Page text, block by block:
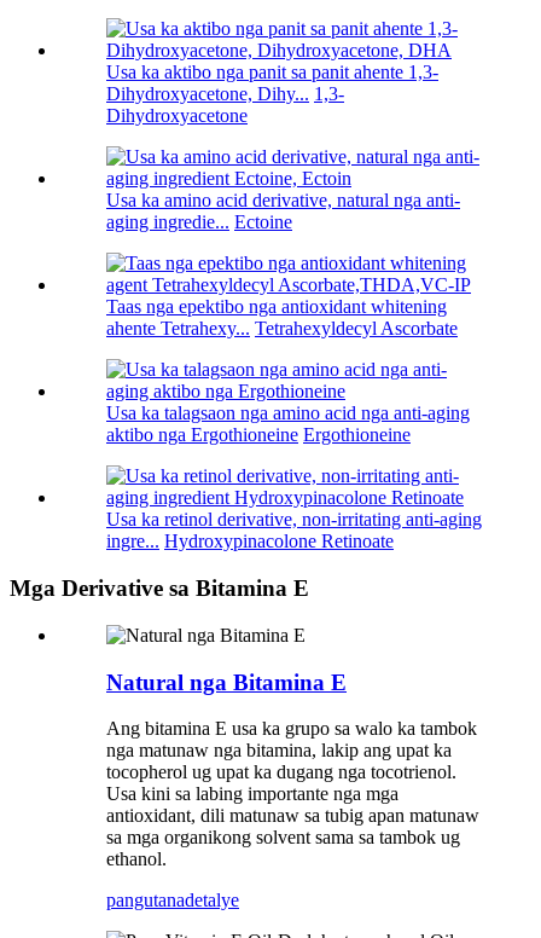
Usa ka aktibo nga panit sa panit ahente 1,3-
Dihydroxyacetone, Dihy... 1,3-
Dihydroxyacetone
Usa ka amino acid derivative, natural nga anti-
aging ingredie... Ectoine
Taas nga epektibo nga antioxidant whitening
ahente Tetrahexy... Tetrahexyldecyl Ascorbate
Usa ka talagsaon nga amino acid nga anti-aging
aktibo nga Ergothioneine Ergothioneine
Usa ka retinol derivative, non-irritating anti-aging
ingre... Hydroxypinacolone Retinoate
Mga Derivative sa Bitamina E
Natural nga Bitamina E
Ang bitamina E usa ka grupo sa walo ka tambok
nga matunaw nga bitamina, lakip ang upat ka
tocopherol ug upat ka dugang nga tocotrienol.
Usa kini sa labing importante nga mga
antioxidant, dili matunaw sa tubig apan matunaw
sa mga organikong solvent sama sa tambok ug
ethanol.
pangutanadetalye